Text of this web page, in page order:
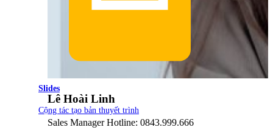
Lê Hoài Linh
Sales Manager Hotline: 0843.999.666
Slides
Cộng tác tạo bản thuyết trình